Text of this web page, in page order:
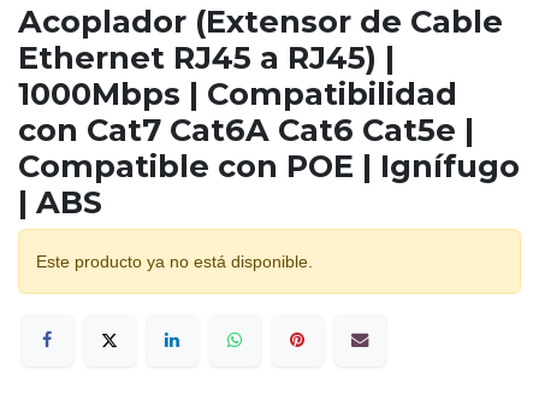
Acoplador (Extensor de Cable
Ethernet RJ45 a RJ45) |
1000Mbps | Compatibilidad
con Cat7 Cat6A Cat6 Cat5e |
Compatible con POE | Ignífugo
| ABS
Este producto ya no está disponible.